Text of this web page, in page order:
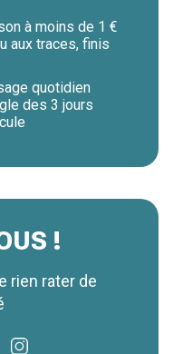
à moins de 1 €
aux traces, finis
quotidien
des 3 jours
!
rien rater de